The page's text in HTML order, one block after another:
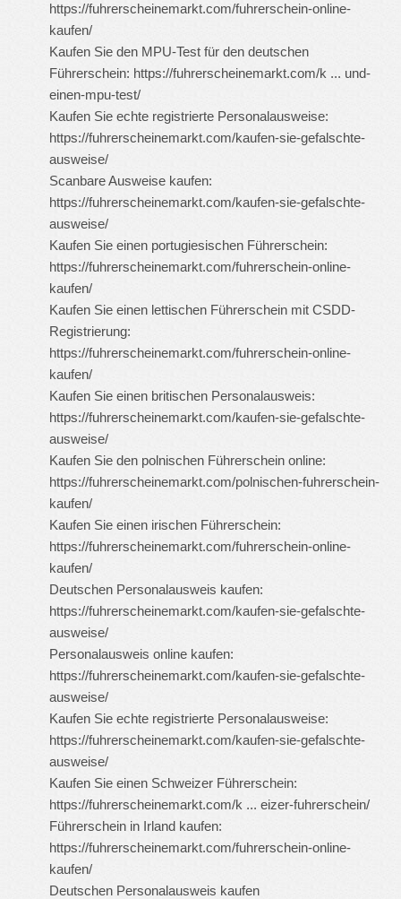
https://fuhrerscheinemarkt.com/fuhrerschein-online-
kaufen/
Kaufen Sie den MPU-Test für den deutschen
Führerschein: https://fuhrerscheinemarkt.com/k ... und-
einen-mpu-test/
Kaufen Sie echte registrierte Personalausweise:
https://fuhrerscheinemarkt.com/kaufen-sie-gefalschte-
ausweise/
Scanbare Ausweise kaufen:
https://fuhrerscheinemarkt.com/kaufen-sie-gefalschte-
ausweise/
Kaufen Sie einen portugiesischen Führerschein:
https://fuhrerscheinemarkt.com/fuhrerschein-online-
kaufen/
Kaufen Sie einen lettischen Führerschein mit CSDD-
Registrierung:
https://fuhrerscheinemarkt.com/fuhrerschein-online-
kaufen/
Kaufen Sie einen britischen Personalausweis:
https://fuhrerscheinemarkt.com/kaufen-sie-gefalschte-
ausweise/
Kaufen Sie den polnischen Führerschein online:
https://fuhrerscheinemarkt.com/polnischen-fuhrerschein-
kaufen/
Kaufen Sie einen irischen Führerschein:
https://fuhrerscheinemarkt.com/fuhrerschein-online-
kaufen/
Deutschen Personalausweis kaufen:
https://fuhrerscheinemarkt.com/kaufen-sie-gefalschte-
ausweise/
Personalausweis online kaufen:
https://fuhrerscheinemarkt.com/kaufen-sie-gefalschte-
ausweise/
Kaufen Sie echte registrierte Personalausweise:
https://fuhrerscheinemarkt.com/kaufen-sie-gefalschte-
ausweise/
Kaufen Sie einen Schweizer Führerschein:
https://fuhrerscheinemarkt.com/k ... eizer-fuhrerschein/
Führerschein in Irland kaufen:
https://fuhrerscheinemarkt.com/fuhrerschein-online-
kaufen/
Deutschen Personalausweis kaufen